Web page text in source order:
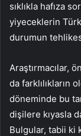
sıklıkla hafıza
yiyeceklerin
durumun
Araştırmacılar,
da farklılıkların
döneminde bu
dişilere kıyasla
Bulgular, tabii ki